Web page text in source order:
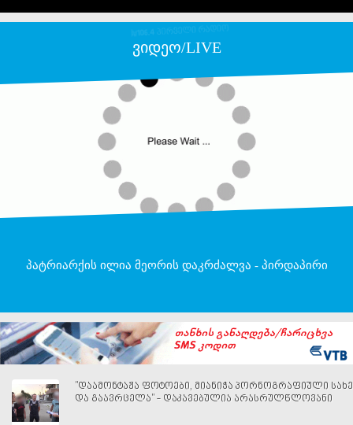
ვიდეო/LIVE
პატრიარქის ილია მეორის დაკრძალვა - პირდაპირი
"დაამონტაჟა ფოტოები, მიანიჭა პორნოგრაფიული სახე
და გაავრცელა" - დაკავებულია არასრულწლოვანი